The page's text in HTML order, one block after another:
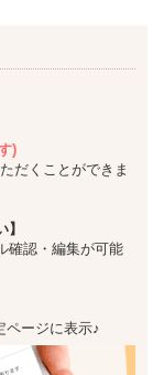
)
だくことができま
確認・編集が可能
ページに表示♪